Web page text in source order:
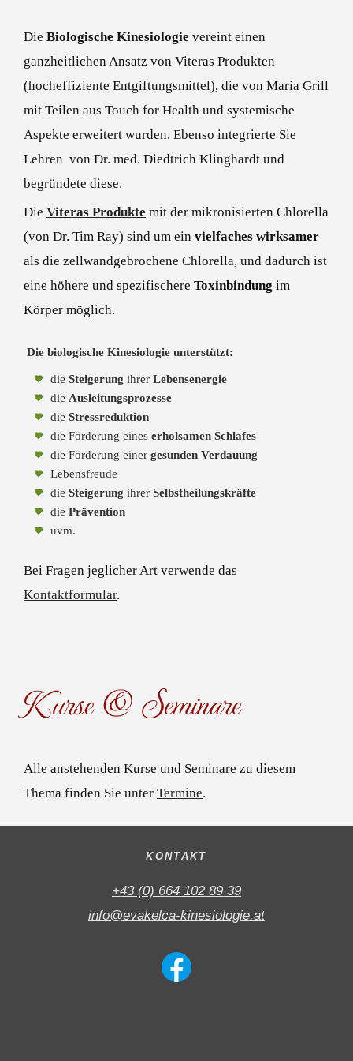
Die Biologische Kinesiologie vereint einen
ganzheitlichen Ansatz von Viteras Produkten
(hocheffiziente Entgiftungsmittel), die von Maria Grill
mit Teilen aus Touch for Health und systemische
Aspekte erweitert wurden. Ebenso integrierte Sie
Lehren von Dr. med. Diedtrich Klinghardt und
begründete diese.
Die Viteras Produkte mit der mikronisierten Chlorella
(von Dr. Tim Ray) sind um ein vielfaches wirksamer
als die zellwandgebrochene Chlorella, und dadurch ist
eine höhere und spezifischere Toxinbindung im
Körper möglich.
Die biologische Kinesiologie unterstützt:
die Steigerung ihrer Lebensenergie
die Ausleitungsprozesse
die Stressreduktion
die Förderung eines erholsamen Schlafes
die Förderung einer gesunden Verdauung
Lebensfreude
die Steigerung ihrer Selbstheilungskräfte
die Prävention
uvm.
Bei Fragen jeglicher Art verwende das
Kontaktformular.
Kurse & Seminare
Alle anstehenden Kurse und Seminare zu diesem
Thema finden Sie unter Termine.
KONTAKT
+43 (0) 664 102 89 39
info@evakelca-kinesiologie.at